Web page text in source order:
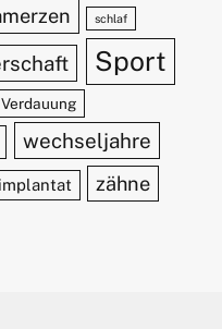
schlaf
Sport
Verdauung
wechseljahre
zähne